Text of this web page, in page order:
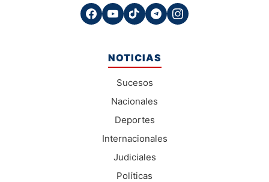
NOTICIAS
Sucesos
Nacionales
Deportes
Internacionales
Judiciales
Políticas